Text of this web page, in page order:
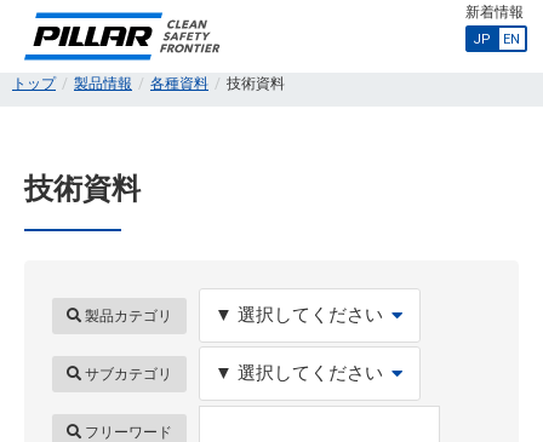
新着情報
JP EN
トップ 製品情報 各種資料 技術資料
技術資料
製品カテゴリ
サブカテゴリ
フリーワード